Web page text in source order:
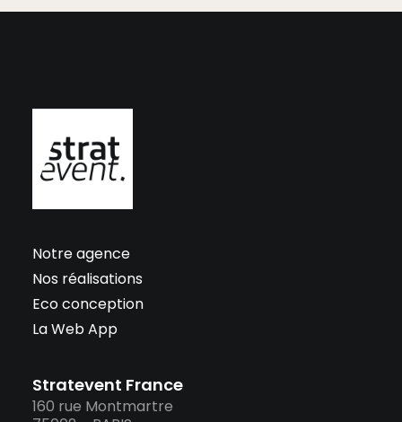
Notre agence
Nos réalisations
Eco conception
La Web App
Stratevent France
160 rue Montmartre